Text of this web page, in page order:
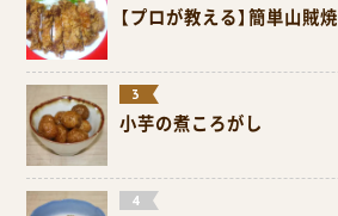
【プロが教える】簡単山賊焼
小芋の煮ころがし